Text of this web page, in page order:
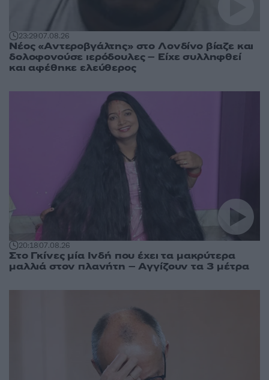
23:2907.08.26
Νέος «Αντεροβγάλτης» στο Λονδίνο βίαζε και
δολοφονούσε ιερόδουλες – Είχε συλληφθεί
και αφέθηκε ελεύθερος
20:1807.08.26
Στο Γκίνες μία Ινδή που έχει τα μακρύτερα
μαλλιά στον πλανήτη – Αγγίζουν τα 3 μέτρα